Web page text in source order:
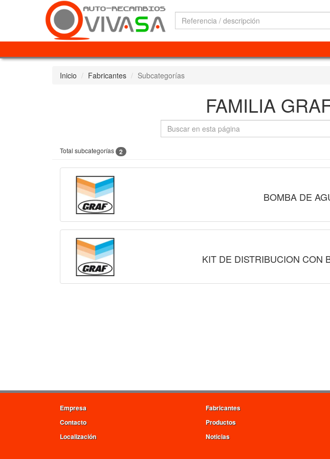
Inicio Fabricantes Subcategorías
FAMILIA
Total subcategorías 2
BOMBA DE
KIT DE DISTRIBUCION CON
Empresa
Contacto
Localización
Fabricantes
Productos
Noticias